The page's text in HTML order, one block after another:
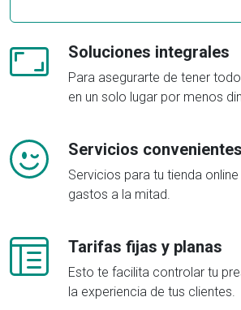
Soluciones integrales
Para asegurarte de tener
en un solo lugar por menos
Servicios convenientes
Servicios para tu tienda
gastos a la mitad.
Tarifas fijas y planas
Esto te facilita controlar tu
la experiencia de tus clientes.